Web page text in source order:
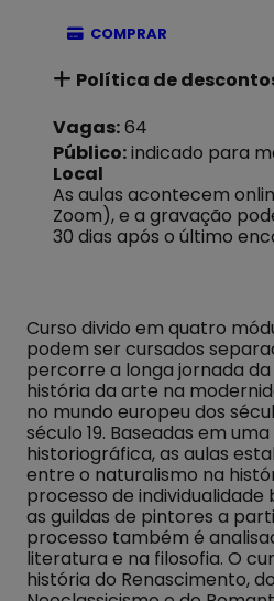
COMPRAR
Política de
Vagas:64
Público:indicado para
Local
As aulas acontecem
Zoom), e a gravação
30 dias após o último
Curso divido em quatro
podem ser cursados
percorre a longa jornada da
história da arte na
no mundo europeu dos
século 19. Baseadas em
historiográfica, as aulas
entre o naturalismo na
processo de
as guildas de pintores a
processo também é
literatura e na filosofia. O
história do Renascimento,